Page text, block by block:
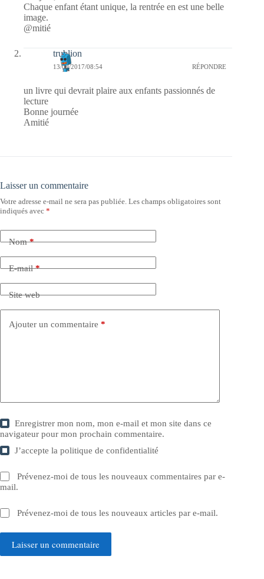
Chaque enfant étant unique, la rentrée en est une belle
image.
@mitié
trublion
13/09/2017/08:54 RÉPONDRE
un livre qui devrait plaire aux enfants passionnés de
lecture
Bonne journée
Amitié
Laisser un commentaire
Votre adresse e-mail ne sera pas publiée. Les champs obligatoires sont
indiqués avec *
Nom*
E-mail*
Site web
Ajouter un commentaire *
Enregistrer mon nom, mon e-mail et mon site dans ce
navigateur pour mon prochain commentaire.
J’accepte lapolitique de confidentialité
Prévenez-moi de tous les nouveaux commentaires par e-
mail.
Prévenez-moi de tous les nouveaux articles par e-mail.
Laisser un commentaire